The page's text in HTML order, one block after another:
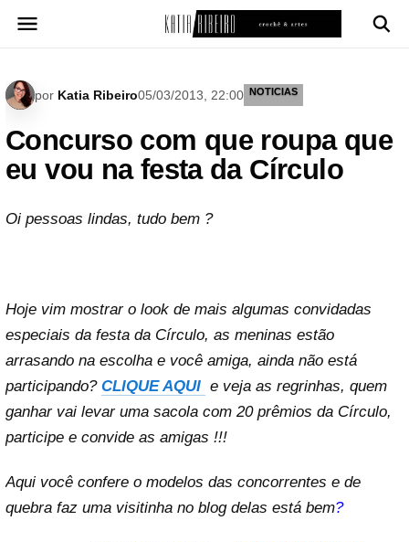
para
por Katia Ribeiro05/03/2013, 22:00 NOTICIAS
Concurso com que roupa que
eu vou na festa da Círculo
Oi pessoas lindas, tudo bem ?
Hoje vim mostrar o look de mais algumas convidadas
especiais da festa da Círculo, as meninas estão
arrasando na escolha e você amiga, ainda não está
participando? CLIQUE AQUI e veja as regrinhas, quem
ganhar vai levar uma sacola com 20 prêmios da Círculo,
participe e convide as amigas !!!
Aqui você confere o modelos das concorrentes e de
quebra faz uma visitinha no blog delas está bem?